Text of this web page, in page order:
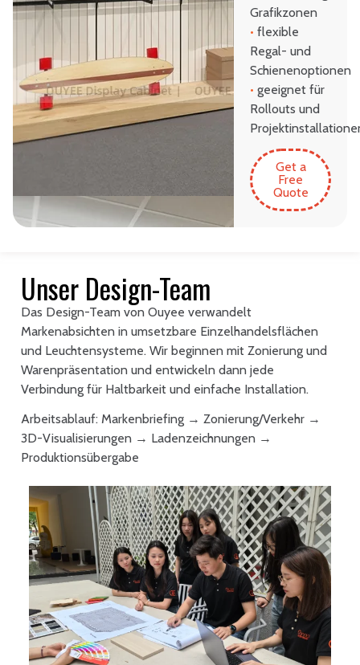
Grafikzonen
• flexible
Regal- und
Schienenoptionen
• geeignet für
Rollouts und
Get a
Free
Quote
Unser Design-Team
Das Design-Team von Ouyee verwandelt
Markenabsichten in umsetzbare Einzelhandelsflächen
und Leuchtensysteme. Wir beginnen mit Zonierung und
Warenpräsentation und entwickeln dann jede
Verbindung für Haltbarkeit und einfache Installation.
Arbeitsablauf: Markenbriefing → Zonierung/Verkehr →
3D-Visualisierungen → Ladenzeichnungen →
Produktionsübergabe